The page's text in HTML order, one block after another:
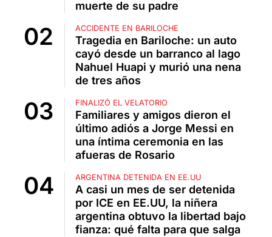
muerte de su padre
ACCIDENTE EN BARILOCHE
Tragedia en Bariloche: un auto
cayó desde un barranco al lago
Nahuel Huapi y murió una nena
de tres años
FINALIZÓ EL VELATORIO
Familiares y amigos dieron el
último adiós a Jorge Messi en
una íntima ceremonia en las
afueras de Rosario
ARGENTINA DETENIDA EN EE.UU
A casi un mes de ser detenida
por ICE en EE.UU, la niñera
argentina obtuvo la libertad bajo
fianza: qué falta para que salga